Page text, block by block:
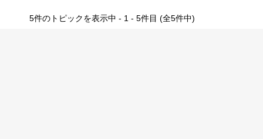
5件のトピックを表示中 - 1 - 5件目 (全5件中)